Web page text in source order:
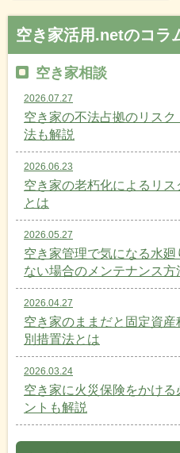
空き家活用.netのコラ
空き家相談
2026.07.27
空き家の不法占拠のリス
法も解説
2026.06.23
空き家の老朽化によるリ
とは
2026.05.27
空き家管理で気になる水
ない場合のメンテナンス方
2026.04.27
空き家のままだと固定資
別措置法とは
2026.03.24
空き家に火災保険をかけ
ントも解説